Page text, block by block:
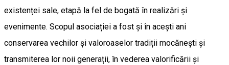
existenței sale, etapă la fel de bogată în realizări și
evenimente. Scopul asociației a fost și în acești ani
conservarea vechilor și valoroaselor tradiții mocănești și
transmiterea lor noii generații, în vederea valorificării și